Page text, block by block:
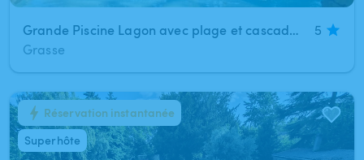
Grande Piscine Lagon avec plage et cascades ecrin de verdure
5
Grasse
1/7 Réservation instantanée
Superhôte